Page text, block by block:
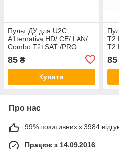
Пульт ДУ для U2C
A1ternativa HD/ CE/ LAN/
Combo T2+SAT /PRO
85 ₴
Купити
T2
T2
85
Про нас
99% позитивних з 3984
Працює з 14.09.2016